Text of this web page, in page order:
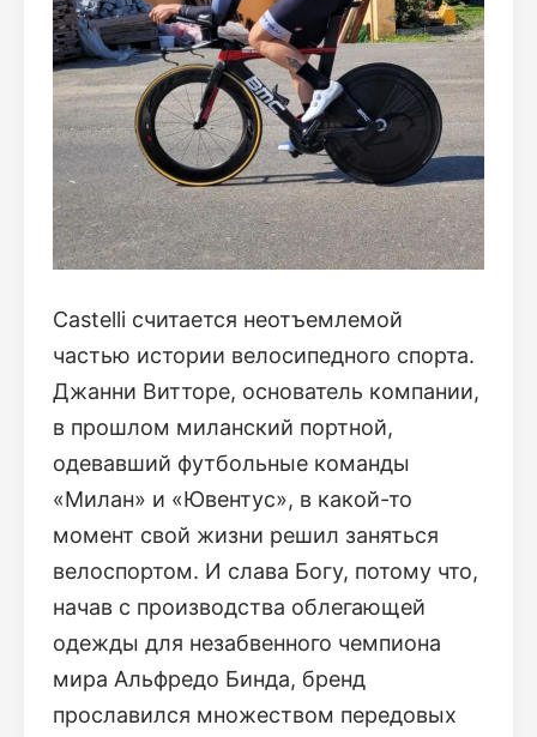
Castelli считается неотъемлемой
частью истории велосипедного спорта.
Джанни Витторе, основатель компании,
в прошлом миланский портной,
одевавший футбольные команды
«Милан» и «Ювентус», в какой-то
момент свой жизни решил заняться
велоспортом. И слава Богу, потому что,
начав с производства облегающей
одежды для незабвенного чемпиона
мира Альфредо Бинда, бренд
прославился множеством передовых